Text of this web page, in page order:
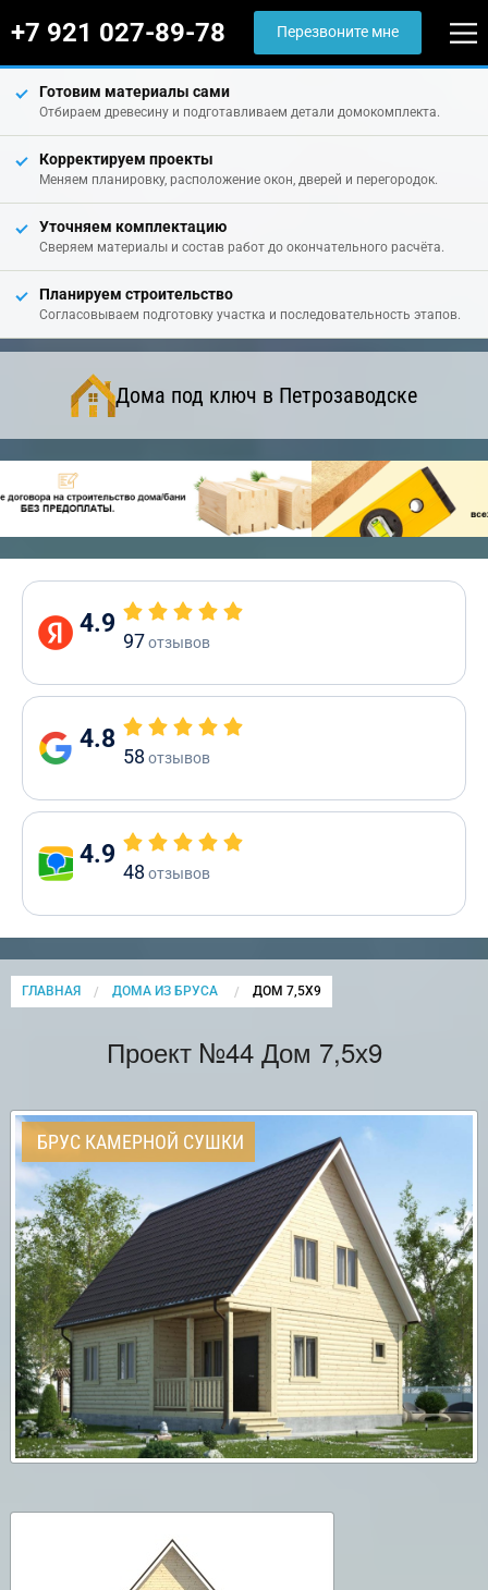
+7 921 027-89-78 Перезвоните мне
Готовим материалы сами
Отбираем древесину и подготавливаем детали домокомплекта.
Корректируем проекты
Меняем планировку, расположение окон, дверей и перегородок.
Уточняем комплектацию
Сверяем материалы и состав работ до окончательного расчёта.
Планируем строительство
Согласовываем подготовку участка и последовательность этапов.
Дома под ключ в Петрозаводске
4.9
97отзывов
4.8
58 отзывов
4.9
48 отзывов
ГЛАВНАЯ ДОМА ИЗ БРУСА CURRENT:
ДОМ 7,5Х9
Проект №44 Дом 7,5х9
БРУС КАМЕРНОЙ СУШКИ